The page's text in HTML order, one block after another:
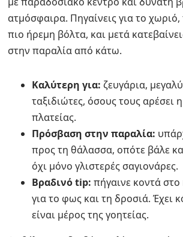
ατμόσφαιρα. Πηγαίνεις για το χωριό,
πιο ήρεμη βόλτα, και μετά
στην παραλία από κάτω.
Καλύτερη για: ζευγάρια,
ταξιδιώτες, όσους τους αρέσει
πλατείας.
Πρόσβαση στην παραλία:
προς τη θάλασσα, οπότε βάλε
όχι μόνο γλιστερές σαγιονάρες.
Βραδινό tip: πήγαινε κοντά
για το φως και τη δροσιά. Έχει
είναι μέρος της γοητείας.